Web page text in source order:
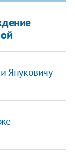
Януковичу